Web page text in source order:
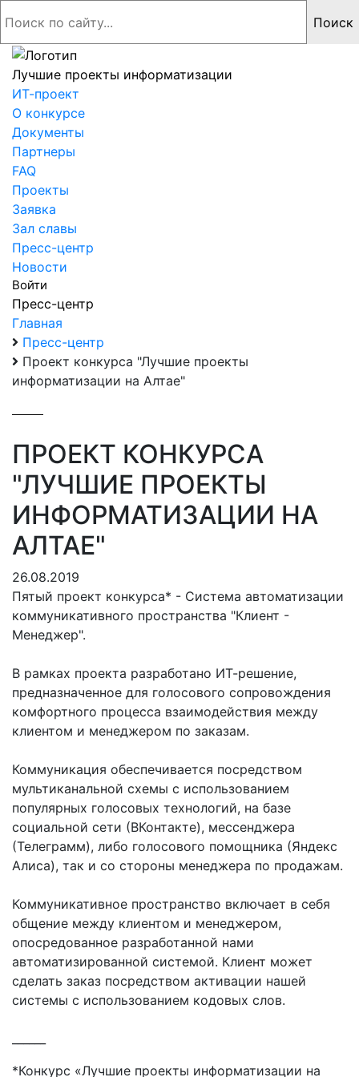
Лучшие проекты информатизации
ИТ-проект
О конкурсе
Документы
Партнеры
FAQ
Проекты
Заявка
Зал славы
Пресс-центр
Новости
Войти
Пресс-центр
Главная
Пресс-центр
Проект конкурса "Лучшие проекты
информатизации на Алтае"
ПРОЕКТ КОНКУРСА
"ЛУЧШИЕ ПРОЕКТЫ
ИНФОРМАТИЗАЦИИ НА
АЛТАЕ"
26.08.2019
Пятый проект конкурса* - Система автоматизации
коммуникативного пространства "Клиент -
Менеджер".
В рамках проекта разработано ИТ-решение,
предназначенное для голосового сопровождения
комфортного процесса взаимодействия между
клиентом и менеджером по заказам.
Коммуникация обеспечивается посредством
мультиканальной схемы с использованием
популярных голосовых технологий, на базе
социальной сети (ВКонтакте), мессенджера
(Телеграмм), либо голосового помощника (Яндекс
Алиса), так и со стороны менеджера по продажам.
Коммуникативное пространство включает в себя
общение между клиентом и менеджером,
опосредованное разработанной нами
автоматизированной системой. Клиент может
сделать заказ посредством активации нашей
системы с использованием кодовых слов.
*Конкурс «Лучшие проекты информатизации на